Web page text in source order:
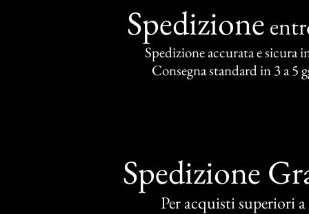
Spedizione
Spedizione accurata e sicura
Consegna standard in 3 a 5
Spedizione
Per acquisti superiori